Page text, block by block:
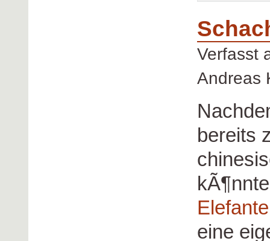
Verfasst
Andreas
bereits
eine